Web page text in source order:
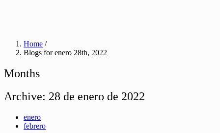
Home /
Blogs for enero 28th, 2022
Months
Archive: 28 de enero de 2022
enero
febrero